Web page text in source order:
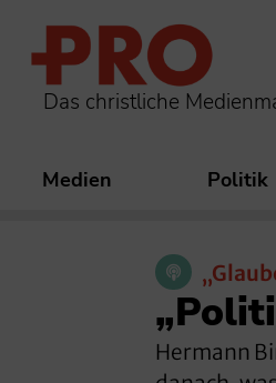
Das christliche
Medien Politik
Hermann